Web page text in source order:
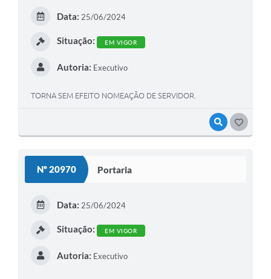
VISUALIZAR
Data: 25/06/2024
Situação: EM VIGOR
Autoria: Executivo
TORNA SEM EFEITO NOMEAÇÃO DE SERVIDOR.
Nº 20970 Portaria
Data: 25/06/2024
Situação: EM VIGOR
Autoria: Executivo